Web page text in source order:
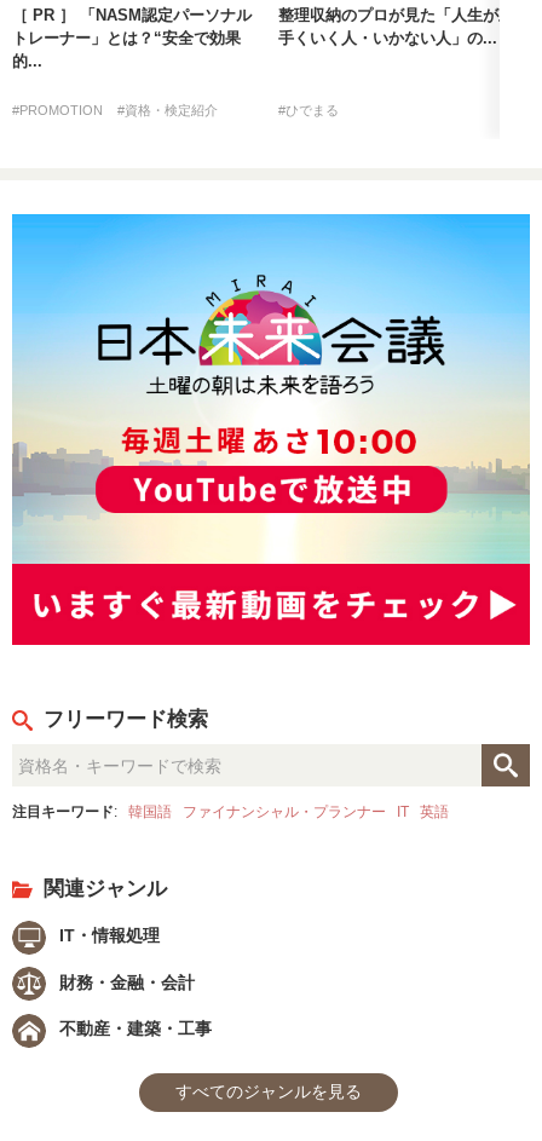
［ PR ］ 「NASM認定パーソナル
トレーナー」とは？“安全で効果
的...
#PROMOTION #資格・検定紹介
整理収納のプロが見た「人生が上
手くいく人・いかない人」の...
#ひでまる
フリーワード検索
注目キーワード: 韓国語 ファイナンシャル・プランナー IT 英語
関連ジャンル
IT・情報処理
財務・金融・会計
不動産・建築・工事
すべてのジャンルを見る